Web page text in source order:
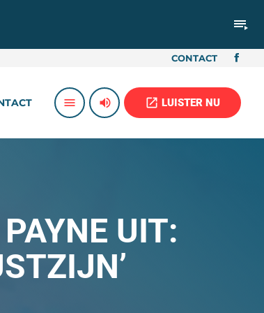
playlist_play
CONTACT
menu volume_up open_in_new LUISTER NU
UIT: